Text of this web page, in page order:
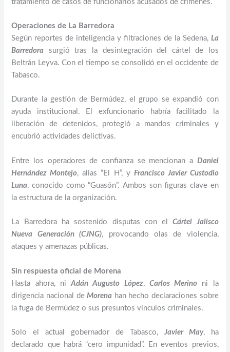
tratamiento de casos de funcionarios acusados de crímenes.
Operaciones de La Barredora
Según reportes de inteligencia y filtraciones de la Sedena, La
Barredora surgió tras la desintegración del cártel de los
Beltrán Leyva. Con el tiempo se consolidó en el occidente de
Tabasco.
Durante la gestión de Bermúdez, el grupo se expandió con
ayuda institucional. El exfuncionario habría facilitado la
liberación de detenidos, protegió a mandos criminales y
encubrió actividades delictivas.
Entre los operadores de confianza se mencionan a Daniel
Hernández Montejo, alias “El H”, y Francisco Javier Custodio
Luna, conocido como “Guasón”. Ambos son figuras clave en
la estructura de la organización.
La Barredora ha sostenido disputas con elCártel Jalisco
Nueva Generación (CJNG), provocando olas de violencia,
ataques y amenazas públicas.
Sin respuesta oficial de Morena
Hasta ahora, niAdán Augusto López, Carlos Merino ni la
dirigencia nacional deMorena han hecho declaraciones sobre
la fuga de Bermúdez o sus presuntos vínculos criminales.
Solo el actual gobernador de Tabasco, Javier May, ha
declarado que habrá “cero impunidad”. En eventos previos,